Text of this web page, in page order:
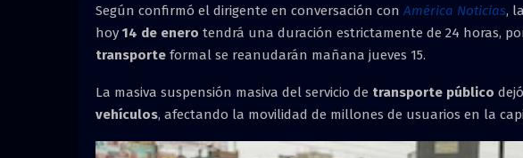
Según confirmó el dirigente en conversación conAmérica Noticias,
hoy 14 de enero tendrá una duración estrictamente de 24 horas,
transporte formal se reanudarán mañana jueves 15.
La masiva suspensión masiva del servicio de transporte público
vehículos, afectando la movilidad de millones de usuarios en la